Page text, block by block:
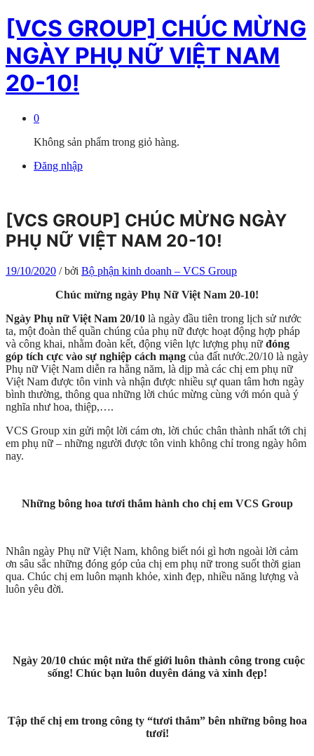
[VCS GROUP] CHÚC MỪNG
NGÀY PHỤ NỮ VIỆT NAM
20-10!
0
Không sản phẩm trong giỏ hàng.
Đăng nhập
[VCS GROUP] CHÚC MỪNG NGÀY
PHỤ NỮ VIỆT NAM 20-10!
19/10/2020 /bởi Bộ phận kinh doanh – VCS Group
Chúc mừng ngày Phụ Nữ Việt Nam 20-10!
Ngày Phụ nữ Việt Nam 20/10 là ngày đầu tiên trong lịch sử nước
ta, một đoàn thể quần chúng của phụ nữ được hoạt động hợp pháp
và công khai, nhằm đoàn kết, động viên lực lượng phụ nữ đóng
góp tích cực vào sự nghiệp cách mạng của đất nước.20/10 là ngày
Phụ nữ Việt Nam diễn ra hằng năm, là dịp mà các chị em phụ nữ
Việt Nam được tôn vinh và nhận được nhiều sự quan tâm hơn ngày
bình thường, thông qua những lời chúc mừng cùng với món quà ý
nghĩa như hoa, thiệp,….
VCS Group xin gửi một lời cám ơn, lời chúc chân thành nhất tới chị
em phụ nữ – những người được tôn vinh không chỉ trong ngày hôm
nay.
Những bông hoa tươi thắm hành cho chị em VCS Group
Nhân ngày Phụ nữ Việt Nam, không biết nói gì hơn ngoài lời cảm
ơn sâu sắc những đóng góp của chị em phụ nữ trong suốt thời gian
qua. Chúc chị em luôn mạnh khỏe, xinh đẹp, nhiều năng lượng và
luôn yêu đời.
Ngày 20/10 chúc một nửa thế giới luôn thành công trong cuộc
sống! Chúc bạn luôn duyên dáng và xinh đẹp!
Tập thể chị em trong công ty “tươi thắm” bên những bông hoa
tươi!